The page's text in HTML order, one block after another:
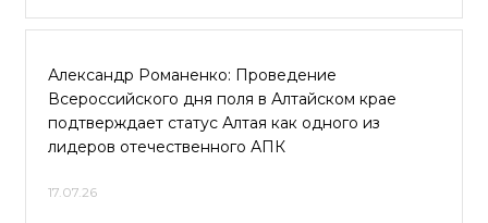
Александр Романенко: Проведение
Всероссийского дня поля в Алтайском крае
подтверждает статус Алтая как одного из
лидеров отечественного АПК
17.07.26